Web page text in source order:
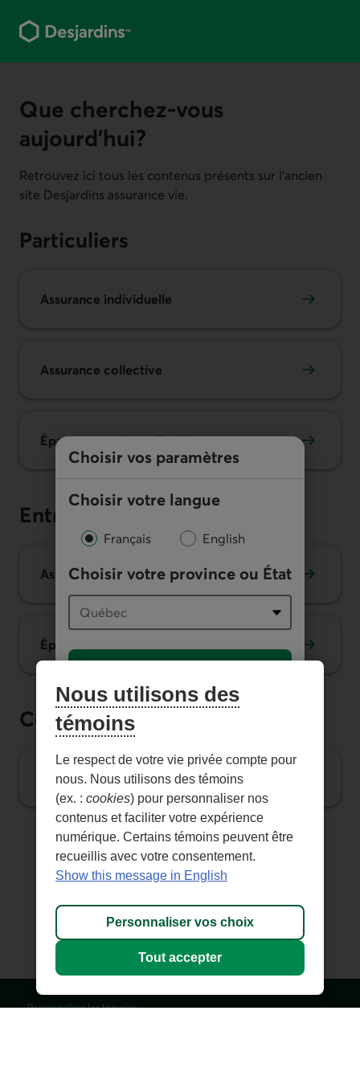
contenu
principal
Choisir vos paramètres
Choisir votre langue
Français English
Choisir votre province ou État
Que cherchez-vous
aujourd’hui?
Retrouvez ici tous les contenus présents sur l'ancien
site Desjardins assurance vie.
Particuliers
Assurance individuelle
Assurance collective
Épargne-retraite collective
Entreprises
Assurance collective
Épargne-retraite collective
Conseillers
Ressources pour conseillers et conseillères
Personnaliser les témoins
Nous utilisons des
témoins
Le respect de votre vie privée compte pour
nous. Nous utilisons des témoins
(ex. : cookies) pour personnaliser nos
contenus et faciliter votre expérience
numérique. Certains témoins peuvent être
recueillis avec votre consentement.
Show this message in English
Personnaliser vos choix
Tout accepter